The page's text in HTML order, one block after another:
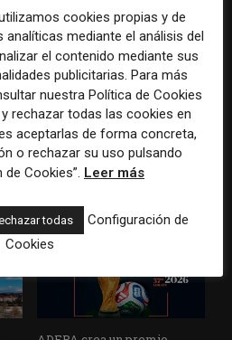
El Premio Gabo 2026
reconoce cinco historias de
Brasil, España y El Salvador
sobre el poder, la memoria y
la violencia
cookies propias y de
mediante el análisis del
el contenido mediante sus
publicitarias. Para más
nuestra Política de Cookies
rechazar todas las cookies en
aceptarlas de forma concreta,
o rechazar su uso pulsando
de Cookies”. Leer más
todas
Configuración de
Cookies